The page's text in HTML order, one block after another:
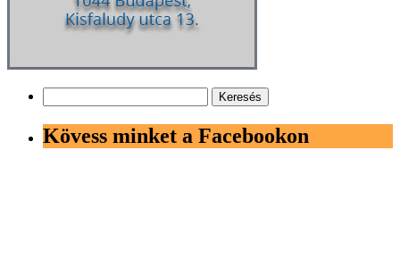
Kövess minket a Facebookon